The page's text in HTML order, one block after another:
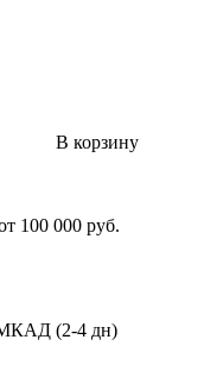
В корзину
100 000 руб.
МКАД (2-4 дн)